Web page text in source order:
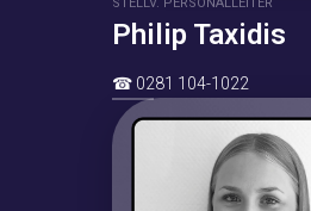
Philip Taxidis
☎ 0281 104-1022